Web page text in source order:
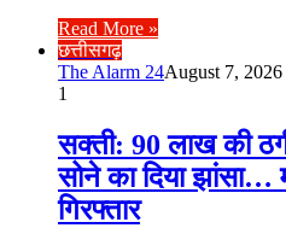
Read More »
छत्तीसगढ़
The Alarm 24August 7, 2026
1
सक्ती: 90 लाख की
सोने का दिया झांसा…
गिरफ्तार